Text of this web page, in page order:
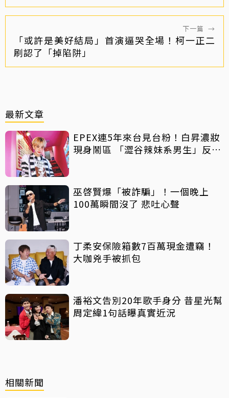
下一篇 →
「或許是美好結局」首演逼哭全場！柯一正二
刷認了「掉陷阱」
最新文章
EPEX連5年來台見台粉！白昇濃妝
現身鬧區 「澀谷辣妹系男生」反差
巫啓賢爆「被詐騙」！一個晚上
100萬瞬間沒了 悲吐心聲
丁柔安保險箱數7百萬現金遭竊！
大咖兇手被抓包
潘裕文告別20年歌手身分 昔星光幫
周定緯1句話曝真實近況
相關新聞